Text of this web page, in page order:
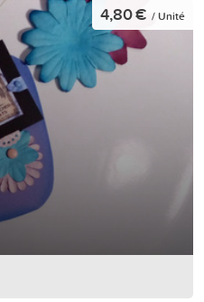
4,80 € / Unité